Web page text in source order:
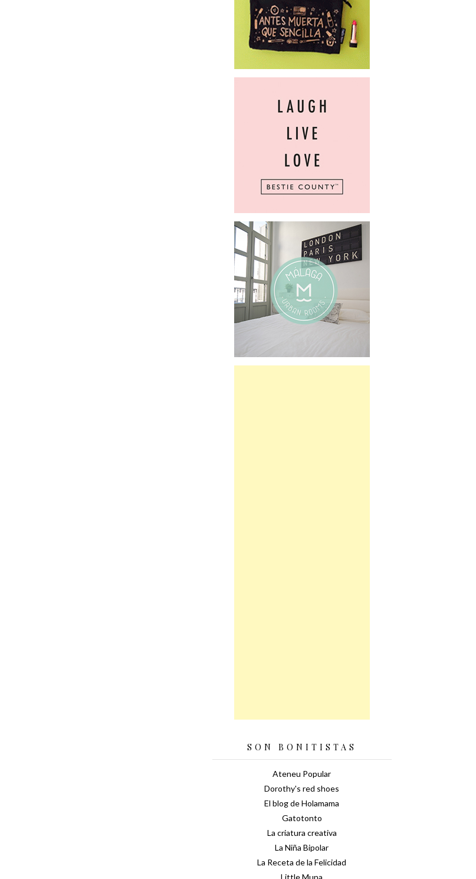
SON BONITISTAS
Ateneu Popular
Dorothy's red shoes
El blog de Holamama
Gatotonto
La criatura creativa
La Niña Bipolar
La Receta de la Felicidad